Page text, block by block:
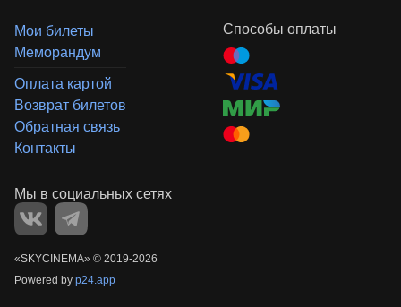
Мои билеты
Меморандум
Оплата картой
Возврат билетов
Обратная связь
Контакты
Способы оплаты
«‎SKYCINEMA» © 2019-2026
Powered by p24.app